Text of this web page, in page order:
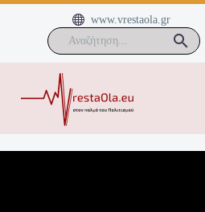

 www.vrestaola.gr